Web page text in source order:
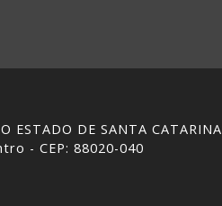
ESTADO DE SANTA CATARINA
- CEP: 88020-040